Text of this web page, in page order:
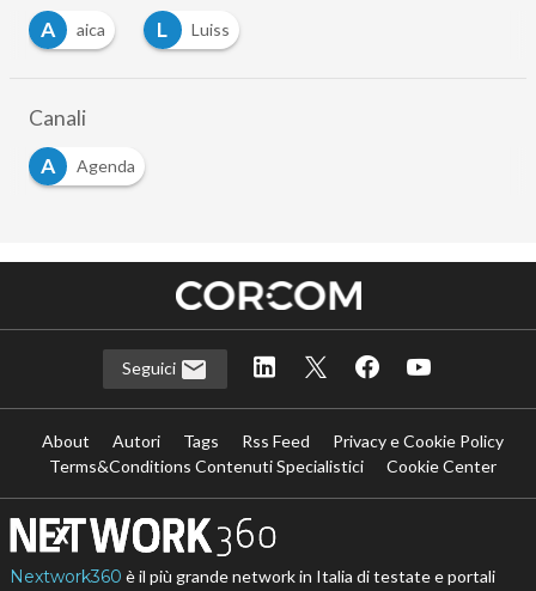
A
aica L Luiss
Canali
A
Agenda
Seguici
About Autori Tags Rss Feed
Privacy e Cookie Policy
Terms&Conditions Contenuti Specialistici
Cookie Center
Nextwork360 è il più grande network in Italia di testate e portali